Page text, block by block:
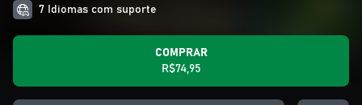
7 Idiomas com suporte
COMPRAR
R$74,95